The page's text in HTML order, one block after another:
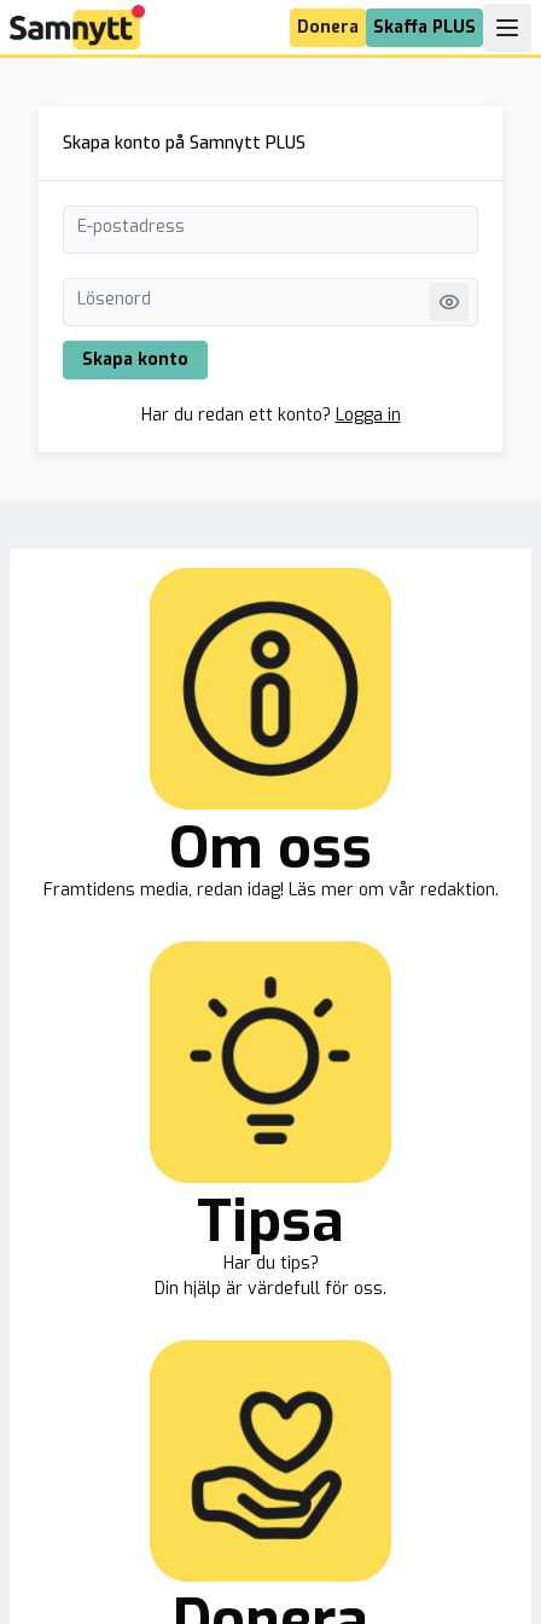
Donera Skaffa PLUS
Skapa konto på Samnytt PLUS
E-postadress
Lösenord
Skapa konto
Har du redan ett konto? Logga in
Om oss
Framtidens media, redan idag! Läs mer om vår redaktion.
Tipsa
Har du tips?
Din hjälp är värdefull för oss.